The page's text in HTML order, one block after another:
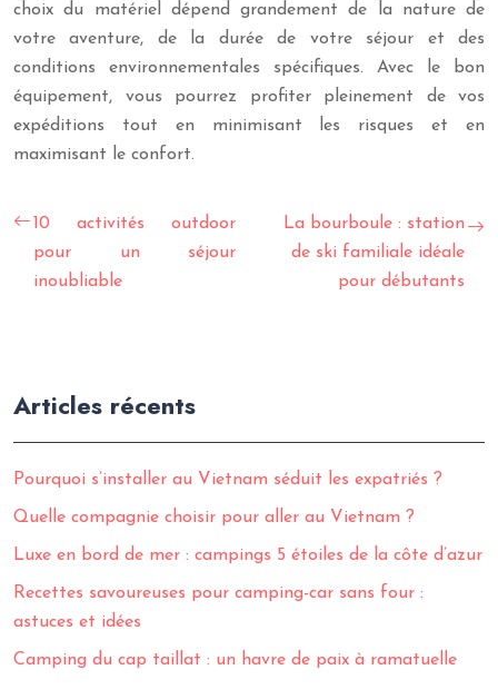
choix du matériel dépend grandement de la nature de
votre aventure, de la durée de votre séjour et des
conditions environnementales spécifiques. Avec le bon
équipement, vous pourrez profiter pleinement de vos
expéditions tout en minimisant les risques et en
maximisant le confort.
10 activités outdoor
pour un séjour
inoubliable
La bourboule : station
de ski familiale idéale
pour débutants
Articles récents
Pourquoi s’installer au Vietnam séduit les expatriés ?
Quelle compagnie choisir pour aller au Vietnam ?
Luxe en bord de mer : campings 5 étoiles de la côte d’azur
Recettes savoureuses pour camping-car sans four :
astuces et idées
Camping du cap taillat : un havre de paix à ramatuelle